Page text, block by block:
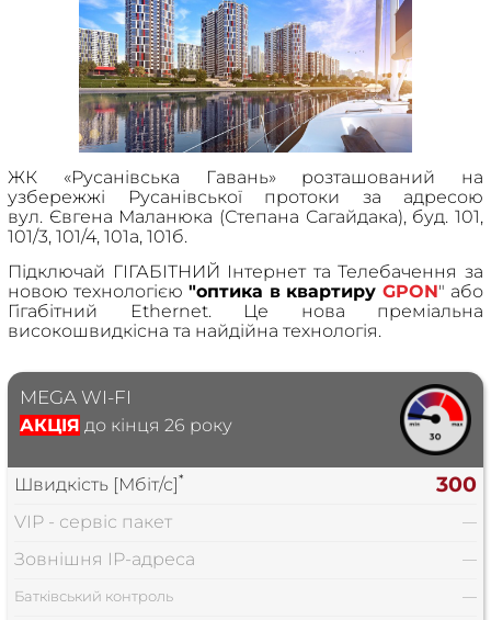
ЖК «Русанівська Гавань» розташований на
узбережжі Русанівської протоки за адресою
вул. Євгена Маланюка (Степана Сагайдака), буд. 101,
101/3, 101/4, 101а, 101б.
Підключай ГІГАБІТНИЙ Інтернет та Телебачення за
новою технологією "оптика в квартируGPON" або
Гігабітний Ethernet. Це нова преміальна
високошвидкісна та найдійна технологія.
MEGA WI-FI
АКЦІЯ до кінця 26 року
Швидкість [Мбіт/с]* 300
VIP - сервіс пакет —
Зовнішня IP-адреса —
Батківський контроль —